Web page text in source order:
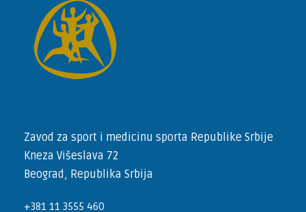
Zavod za sport i medicinu sporta Republike Srbije
Kneza Višeslava 72
Beograd, Republika Srbija
+381 11 3555 460